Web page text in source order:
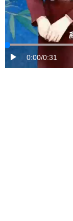
0:00/0:31